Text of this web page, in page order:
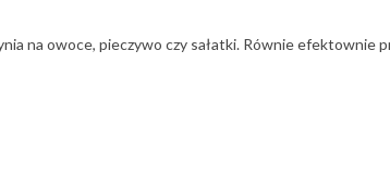
na owoce, pieczywo czy sałatki. Równie efektownie